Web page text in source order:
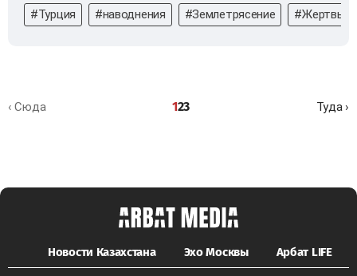
#Турция #наводнения #Землетрясение #Жертвы
‹ Сюда 123 Туда ›
Новости Казахстана Эхо Москвы Арбат LIFE